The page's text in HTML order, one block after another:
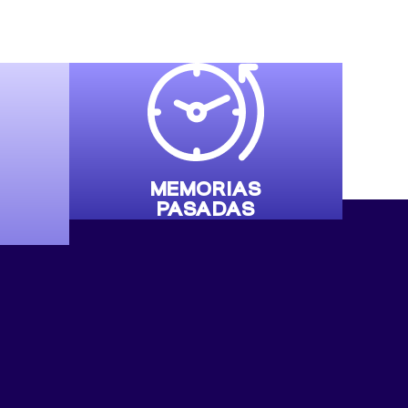
MEMORIAS
PASADAS